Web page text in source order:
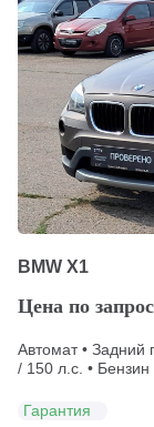
BMW X1
Цена по
Автомат • Задний
/ 150 л.с. • Бензин
Гарантия